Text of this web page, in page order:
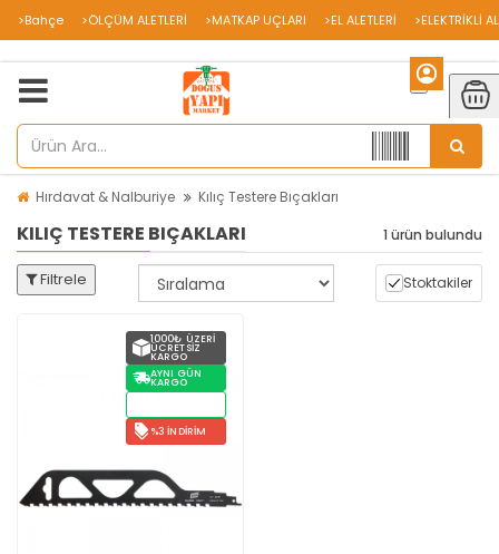
>Bahçe >ÖLÇÜM ALETLERİ >MATKAP UÇLARI >EL ALETLERİ >ELEKTRİKLİ
Hırdavat & Nalburiye Kılıç Testere Bıçakları
KILIÇ TESTERE BIÇAKLARI 1 ürün bulundu
Filtrele Stoktakiler
1000₺ ÜZERI
ÜCRETSIZ
KARGO
AYNI GÜN
KARGO
%3 İNDIRIM